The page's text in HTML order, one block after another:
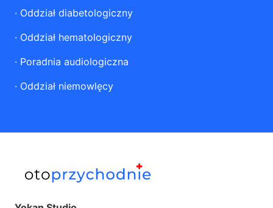
· Oddział diabetologiczny
· Oddział hematologiczny
· Poradnia audiologiczna
· Oddział niemowlęcy